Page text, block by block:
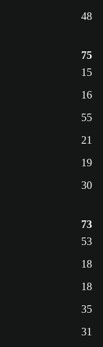
48
75
15
16
55
21
19
30
73
53
18
18
35
31